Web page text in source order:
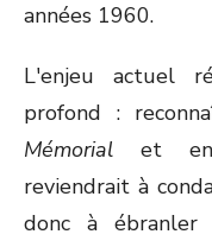
années 1960.
L'enjeu actuel
profond :
Mémorialet en
reviendrait à
donc à ébranler